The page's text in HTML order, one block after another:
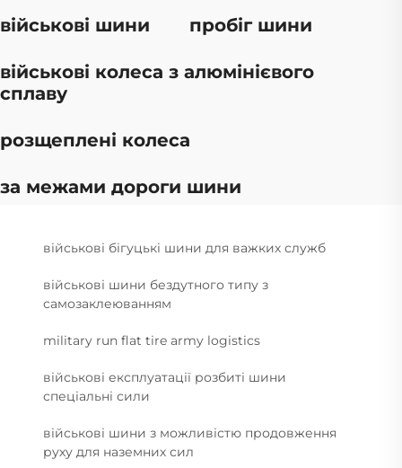
військові шини пробіг шини
військові колеса з алюмінієвого
сплаву
розщеплені колеса
за межами дороги шини
військові бігуцькі шини для важких служб
військові шини бездутного типу з
самозаклеюванням
military run flat tire army logistics
військові експлуатації розбиті шини
спеціальні сили
військові шини з можливістю продовження
руху для наземних сил